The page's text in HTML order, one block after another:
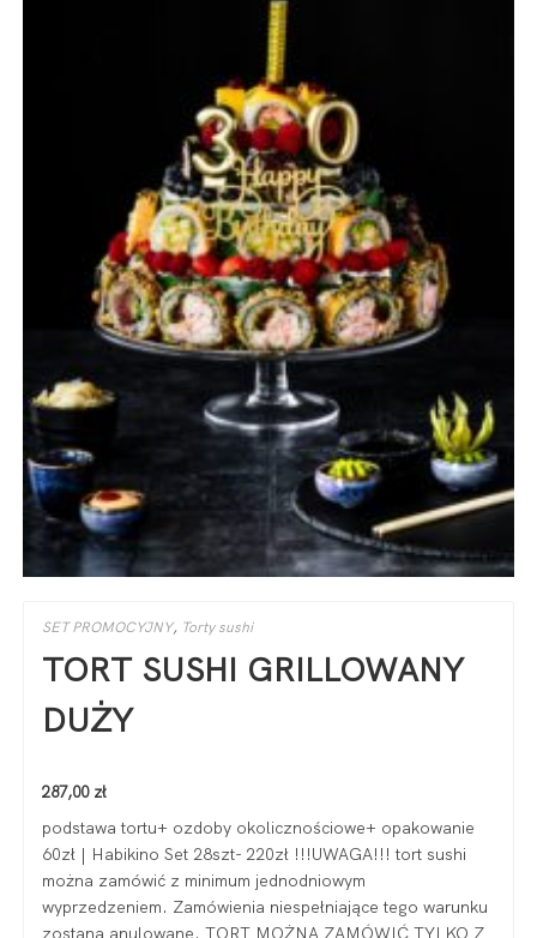
SET PROMOCYJNY, Torty sushi
TORT SUSHI GRILLOWANY
DUŻY
287,00 zł
podstawa tortu+ ozdoby okolicznościowe+ opakowanie
60zł | Habikino Set 28szt- 220zł !!!UWAGA!!! tort sushi
można zamówić z minimum jednodniowym
wyprzedzeniem. Zamówienia niespełniające tego warunku
zostaną anulowane. TORT MOŻNA ZAMÓWIĆ TYLKO Z